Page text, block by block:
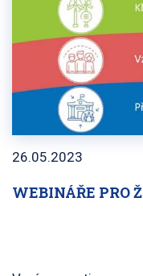
WEBINÁŘE PRO
26.05.2023